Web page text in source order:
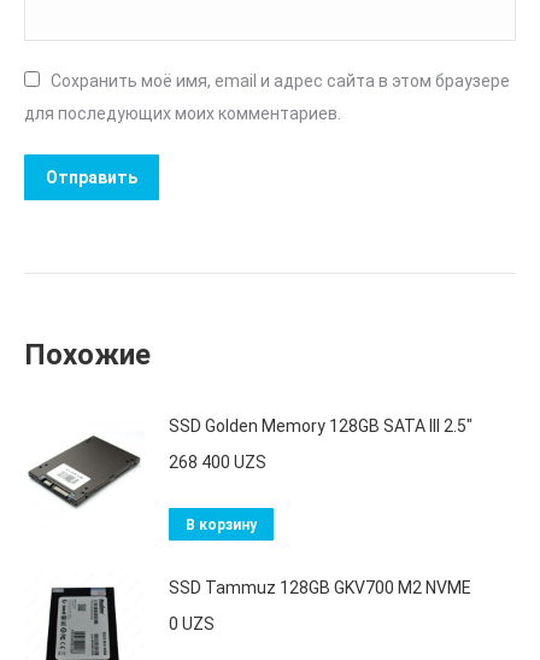
Сохранить моё имя, email и адрес сайта в этом браузере
для последующих моих комментариев.
Похожие
SSD Golden Memory 128GB SATA III 2.5"
268 400 UZS
В корзину
SSD Tammuz 128GB GKV700 M2 NVME
0 UZS